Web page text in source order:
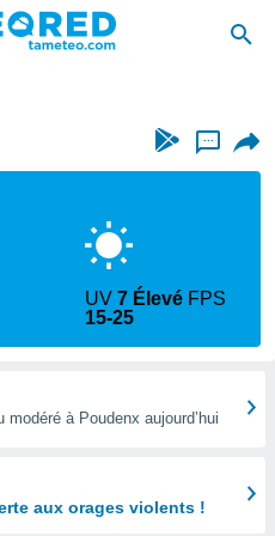
...
UV7 Élevé FPS
15-25
à Poudenx aujourd’hui
aux orages violents !